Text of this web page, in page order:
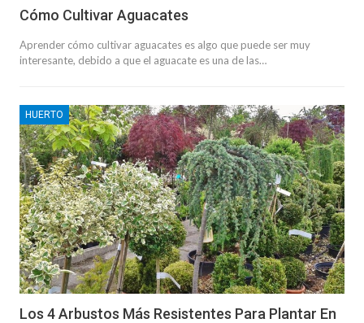
Cómo Cultivar Aguacates
Aprender cómo cultivar aguacates es algo que puede ser muy
interesante, debido a que el aguacate es una de las…
HUERTO
Los 4 Arbustos Más Resistentes Para Plantar En